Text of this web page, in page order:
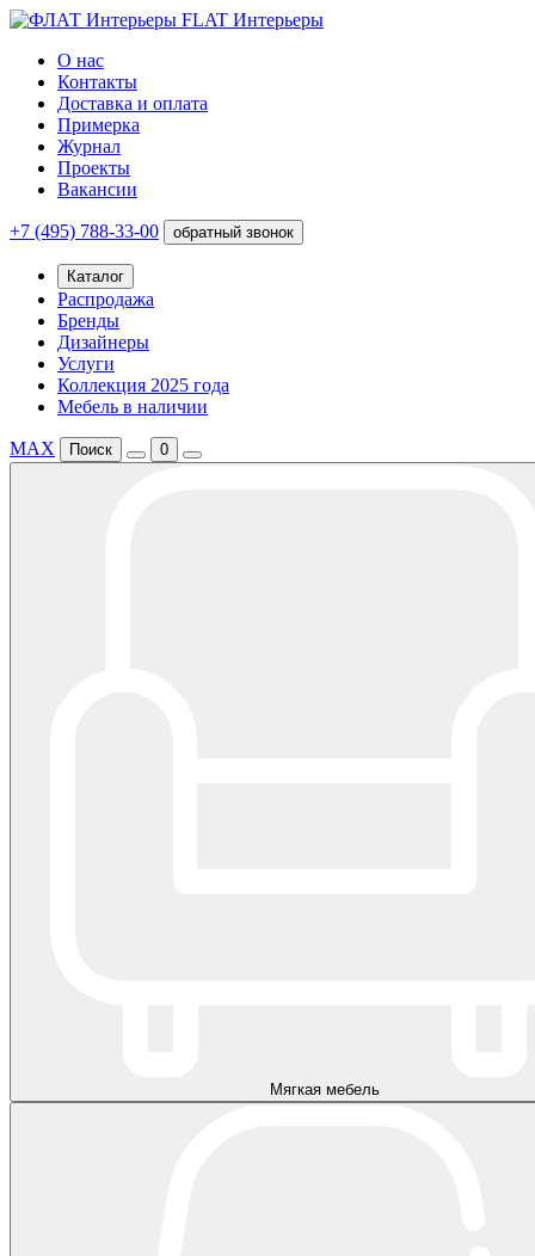
FLAT Интерьеры
О нас
Контакты
Доставка и оплата
Примерка
Журнал
Проекты
Вакансии
+7 (495) 788-33-00 обратный звонок
Каталог
Распродажа
Бренды
Дизайнеры
Услуги
Коллекция 2025 года
Мебель в наличии
MAX Поиск 0
Мягкая мебель